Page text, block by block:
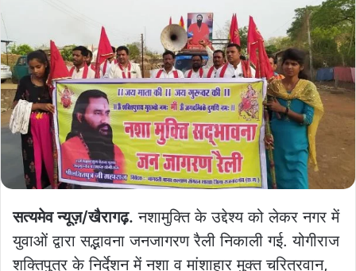
सत्यमेव न्यूज़/खैरागढ़. नशामुक्ति के उद्देश्य को लेकर नगर में
युवाओं द्वारा सद्भावना जनजागरण रैली निकाली गई. योगीराज
शक्तिपुत्र के निर्देशन में नशा व मांशाहार मुक्त चरित्रवान,